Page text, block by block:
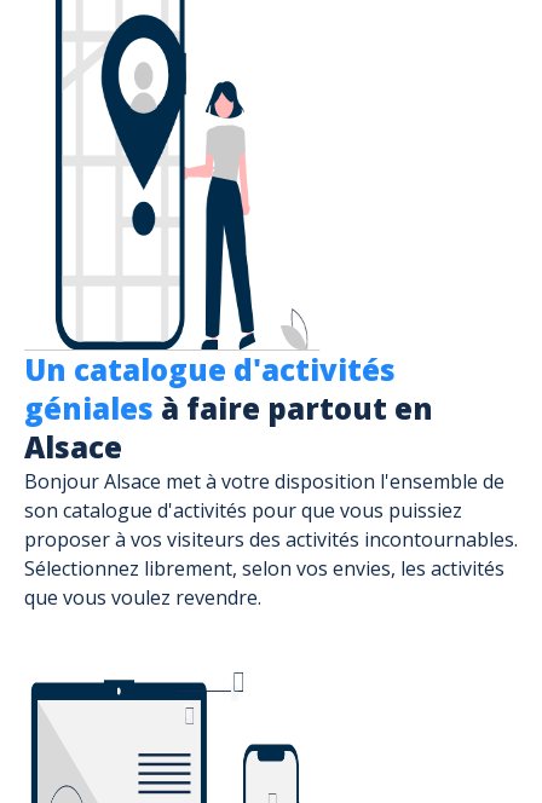
Un catalogue d'activités
géniales à faire partout en
Alsace
Bonjour Alsace met à votre disposition l'ensemble de
son catalogue d'activités pour que vous puissiez
proposer à vos visiteurs des activités incontournables.
Sélectionnez librement, selon vos envies, les activités
que vous voulez revendre.